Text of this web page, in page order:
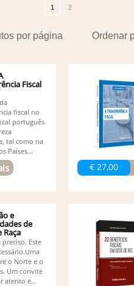
1 2
Ordenar
por página
Fiscal
fiscal no
português
tal como na
Países...
€ 27,00
e
de
Raça
preciso. Este
o Norte e o
Um convite
atento e...